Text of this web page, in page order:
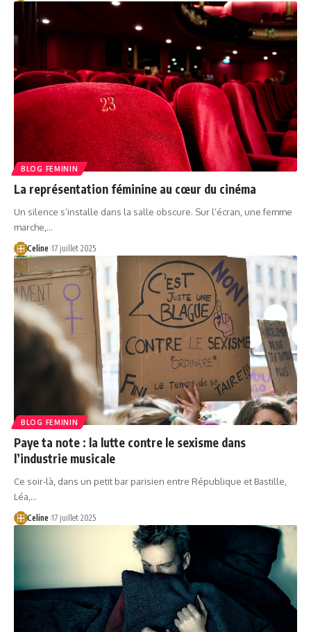
BLOG FEMININ
La représentation féminine au cœur du cinéma
Un silence s’installe dans la salle obscure. Sur l’écran, une femme
marche,…
Celine 17 juillet 2025
BLOG FEMININ
Paye ta note : la lutte contre le sexisme dans
l’industrie musicale
Ce soir-là, dans un petit bar parisien entre République et Bastille,
Léa,…
Celine 17 juillet 2025